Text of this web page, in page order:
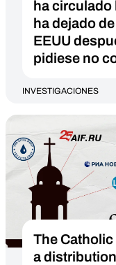
ha circulado
ha dejado
EEUU
pidiese no
INVESTIGACIONES
The
a